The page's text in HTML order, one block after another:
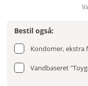
Bestil også:
Kondomer, ekstra
Vandbaseret